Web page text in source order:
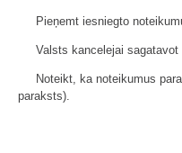
Pieņemt iesniegto
Valsts kancelejai
Noteikt, ka noteikumus
paraksts).